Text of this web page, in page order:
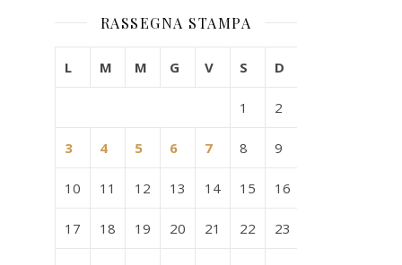
RASSEGNA STAMPA
L M M G V S D
1 2
3 4 5 6 7 8 9
10 11 12 13 14 15 16
17 18 19 20 21 22 23